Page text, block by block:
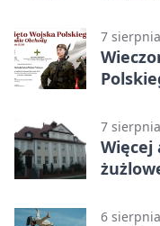
7
7
Więcej
6